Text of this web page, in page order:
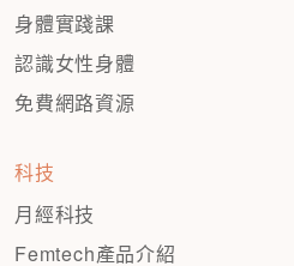
身體實踐課
認識女性身體
免費網路資源
科技
月經科技
Femtech產品介紹